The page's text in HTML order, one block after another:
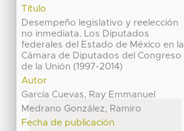
Título
Desempeño legislativo y reelección
no inmediata. Los Diputados
federales del Estado de México en la
Cámara de Diputados del Congreso
de la Unión (1997-2014)
Autor
García Cuevas, Ray Emmanuel
Medrano González, Ramiro
Fecha de publicación